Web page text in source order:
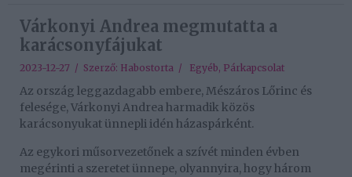
Várkonyi Andrea megmutatta a
karácsonyfájukat
2023-12-27 / Szerző: Habostorta / Egyéb, Párkapcsolat
Az ország leggazdagabb embere, Mészáros Lőrinc és
felesége, Várkonyi Andrea harmadik közös
karácsonyukat ünnepli idén házaspárként.
Az egykori műsorvezetőnek a szívét minden évben
megérinti a szeretet ünnepe, olyannyira, hogy három